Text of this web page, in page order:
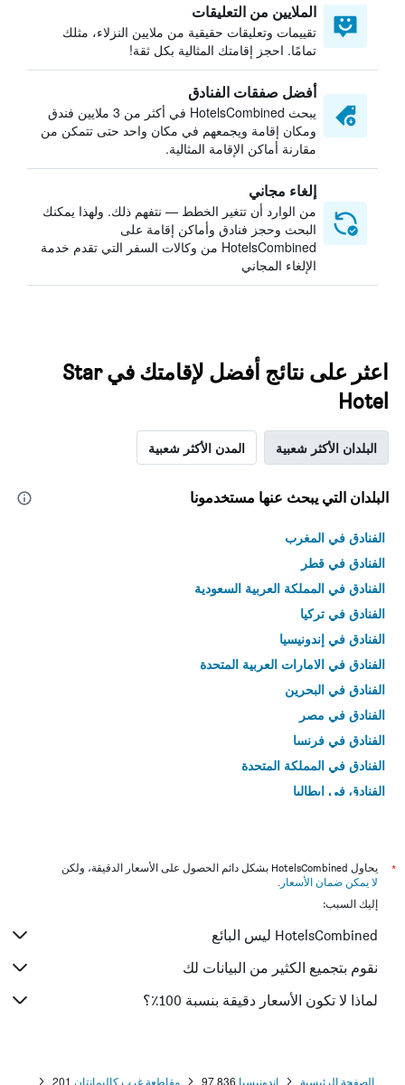
الملايين من التعليقات
تقييمات وتعليقات حقيقية من ملايين النزلاء، مثلك
تمامًا. احجز إقامتك المثالية بكل ثقة!
أفضل صفقات الفنادق
يبحث HotelsCombined في أكثر من 3 ملايين فندق
ومكان إقامة ويجمعهم في مكان واحد حتى تتمكن من
مقارنة أماكن الإقامة المثالية.
إلغاء مجاني
من الوارد أن تتغير الخطط — نتفهم ذلك. ولهذا يمكنك
البحث وحجز فنادق وأماكن إقامة على
HotelsCombined من وكالات السفر التي تقدم خدمة
الإلغاء المجاني
اعثر على نتائج أفضل لإقامتك في Star
Hotel
البلدان الأكثر شعبية المدن الأكثر شعبية
البلدان التي يبحث عنها مستخدمونا
الفنادق في المغرب
الفنادق في قطر
الفنادق في المملكة العربية السعودية
الفنادق في تركيا
الفنادق في إندونيسيا
الفنادق في الامارات العربية المتحدة
الفنادق في البحرين
الفنادق في مصر
الفنادق في فرنسا
الفنادق في المملكة المتحدة
الفنادق في إيطاليا
*
يحاول HotelsCombined بشكل دائم الحصول على الأسعار الدقيقة، ولكن
لا يمكن ضمان الأسعار .
إليك السبب:
HotelsCombined ليس البائع
نقوم بتجميع الكثير من البيانات لك
لماذا لا تكون الأسعار دقيقة بنسبة 100٪؟
الصفحة الرئيسية إندونيسيا 97,836 مقاطعة غرب كاليمانتان 201